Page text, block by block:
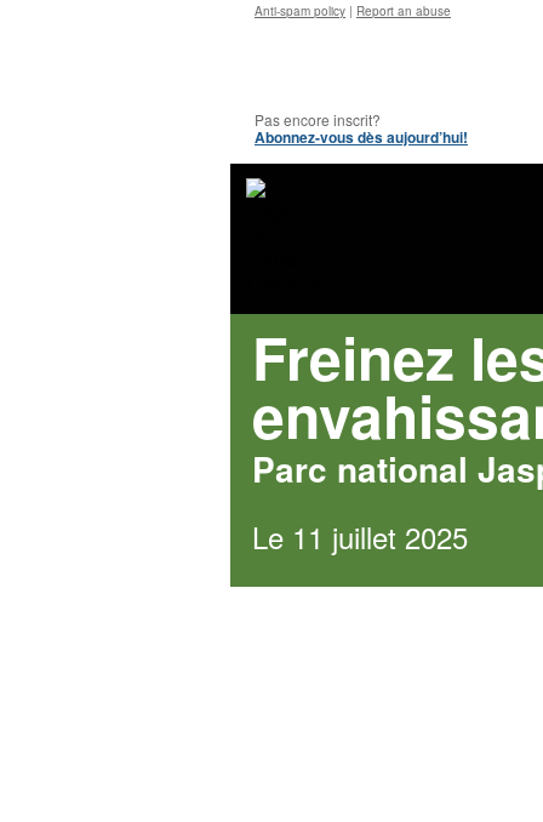
Anti‑spam policy | Report an abuse
Pas encore inscrit?
Abonnez-vous dès aujourd’hui!
Freinez
Parc national
Le 11 juillet 2025